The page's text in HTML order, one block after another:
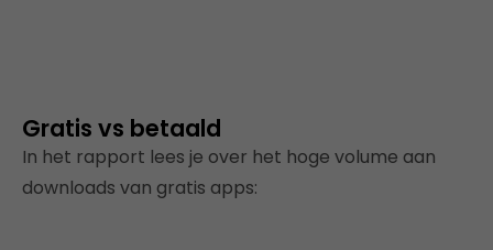
Gratis vs betaald
In het rapport lees je over het hoge volume aan
downloads van gratis apps: